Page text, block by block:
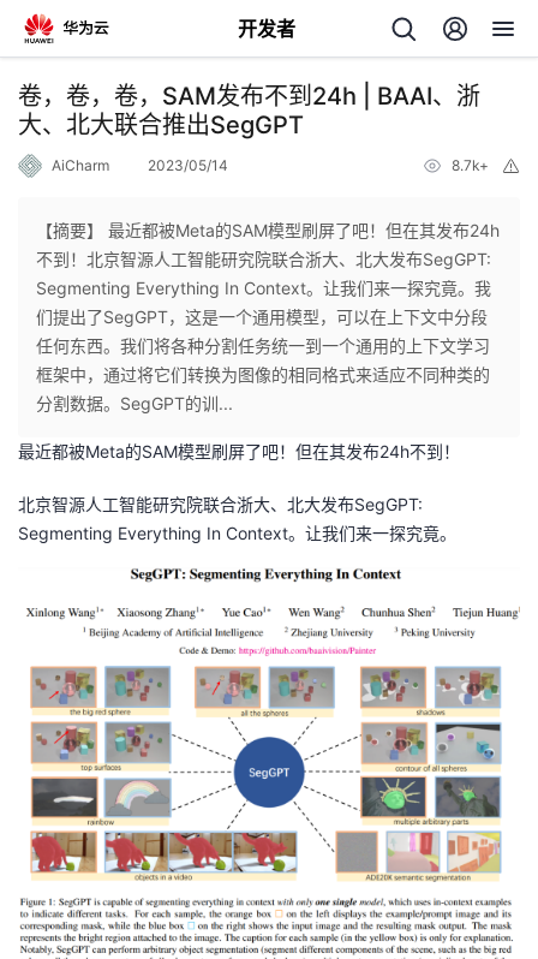
开发者
返
回
个
人
主
页
我
的
开
的
博
客
我
的
论
坛
我
的
圈
子
我
的
直
我
的
我
卷，卷，卷，SAM发布不到24h | BAAI、浙
大、北大联合推出SegGPT
AiCharm 2023/05/14 8.7k+
【摘要】 最近都被Meta的SAM模型刷屏了吧！但在其发布24h
不到！北京智源人工智能研究院联合浙大、北大发布SegGPT:
Segmenting Everything In Context。让我们来一探究竟。我
们提出了SegGPT，这是一个通用模型，可以在上下文中分段
任何东西。我们将各种分割任务统一到一个通用的上下文学习
框架中，通过将它们转换为图像的相同格式来适应不同种类的
分割数据。SegGPT的训...
最近都被Meta的SAM模型刷屏了吧！但在其发布24h不到！
北京智源人工智能研究院联合浙大、北大发布SegGPT:
Segmenting Everything In Context。让我们来一探究竟。